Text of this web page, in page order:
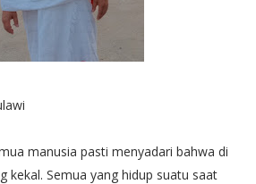
manusia pasti menyadari bahwa di
kekal. Semua yang hidup suatu saat